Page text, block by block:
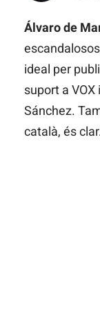
Álvaro de
ideal per
suport a
Sánchez.
català, és clar.